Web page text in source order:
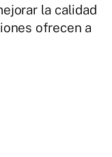
la calidad
ofrecen a